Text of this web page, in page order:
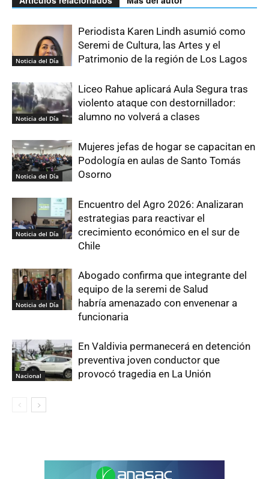
Noticia del Día
Periodista Karen Lindh asumió como
Seremi de Cultura, las Artes y el
Patrimonio de la región de Los Lagos
Noticia del Día
Liceo Rahue aplicará Aula Segura tras
violento ataque con destornillador:
alumno no volverá a clases
Noticia del Día
Mujeres jefas de hogar se capacitan en
Podología en aulas de Santo Tomás
Osorno
Noticia del Día
Encuentro del Agro 2026: Analizaran
estrategias para reactivar el
crecimiento económico en el sur de
Chile
Noticia del Día
Abogado confirma que integrante del
equipo de la seremi de Salud
habría amenazado con envenenar a
funcionaria
Nacional
En Valdivia permanecerá en detención
preventiva joven conductor que
provocó tragedia en La Unión